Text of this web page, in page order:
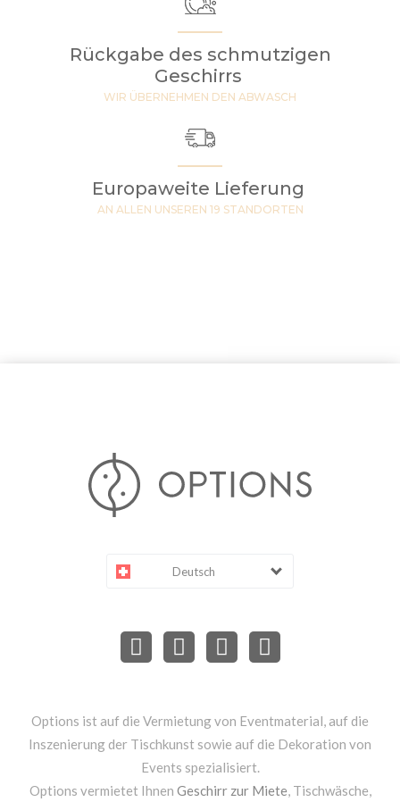
Rückgabe des schmutzigen
Geschirrs
WIR ÜBERNEHMEN DEN ABWASCH
Europaweite Lieferung
AN ALLEN UNSEREN 19 STANDORTEN
Deutsch
Options ist auf die Vermietung von Eventmaterial, auf die
Inszenierung der Tischkunst sowie auf die Dekoration von
Events spezialisiert.
Options vermietet Ihnen Geschirr zur Miete, Tischwäsche,